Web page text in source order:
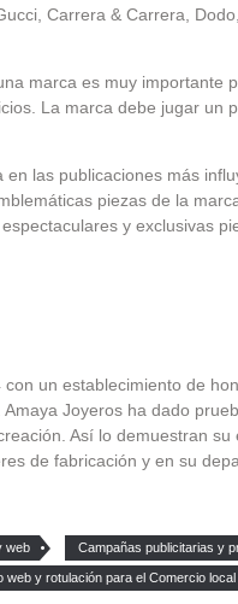
Carrera & Carrera,
marca es muy
La marca debe jugar un
en las publicaciones más
piezas de la
y exclusivas
un establecimiento de
Joyeros ha dado
Así lo demuestran
de fabricación y en su
web Campañas publicitarias y
web y rotulación para el Comercio local